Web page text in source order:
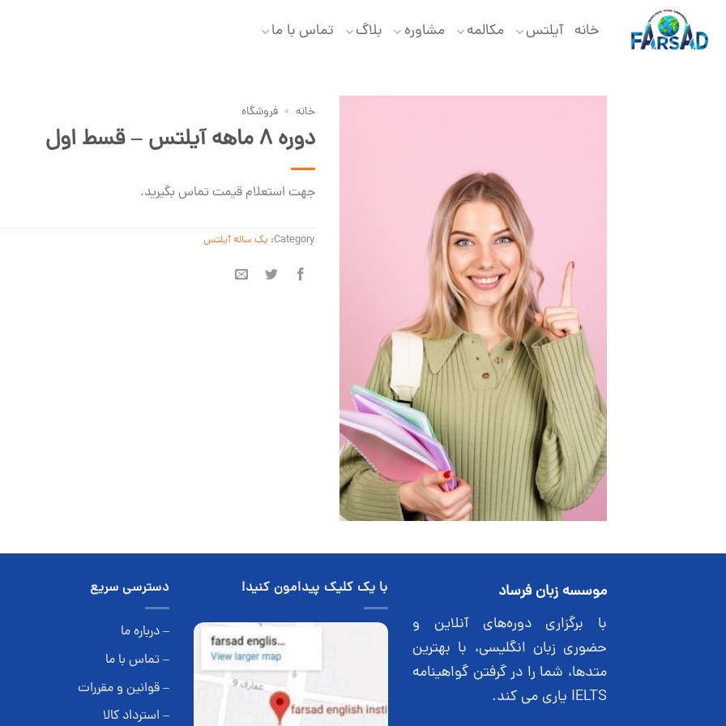
content
خانه آیلتس مکالمه مشاوره بلاگ تماس با ما
خانه » فروشگاه
دوره 8 ماهه آیلتس – قسط اول
جهت استعلام قیمت تماس بگیرید.
Category: یک ساله آیلتس
موسسه زبان فرساد
با برگزاری دوره‌های آنلاین و
حضوری زبان انگلیسی، با بهترین
متدها، شما را در گرفتن گواهینامه
IELTS یاری می کند.
با یک کلیک پیدامون کنید! دسترسی سریع
– درباره ما
– تماس با ما
– قوانین و مقررات
– استرداد کالا